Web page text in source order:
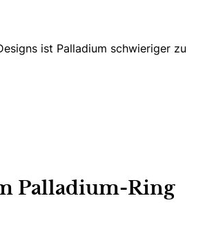
ist Palladium schwieriger zu
Palladium-Ring